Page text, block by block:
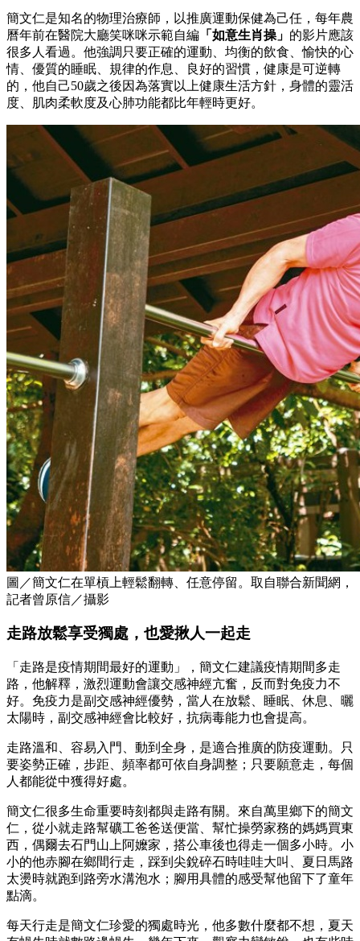
簡文仁是知名的物理治療師，以推廣運動保健為己任，每年農
曆年前在醫院大廳笑咪咪示範自編 「如意生肖操」 的影片應該
很多人看過。他強調只要正確的運動、均衡的飲食、愉快的心
情、優質的睡眠、規律的作息、良好的習慣，健康是可逆轉
的，他自己50歲之後因為落實以上健康生活方針，身體的靈活
度、肌肉柔軟度及心肺功能都比年輕時更好。
圖／簡文仁在單槓上輕鬆翻轉、任意停留。取自聯合新聞網，
記者曾原信／攝影
走路放鬆享受獨處，也愛揪人一起走
「走路是疫情期間最好的運動」，簡文仁建議疫情期間多走
路，他解釋，激烈運動會讓交感神經亢奮，反而對免疫力不
好。免疫力是副交感神經優勢，當人在放鬆、睡眠、休息、曬
太陽時，副交感神經會比較好，抗病毒能力也會提高。
走路溫和、容易入門、動到全身，是適合推廣的防疫運動。只
要姿勢正確，步距、頻率都可依自身調整；只要願意走，每個
人都能從中獲得好處。
簡文仁很多生命重要時刻都與走路有關。來自萬里鄉下的簡文
仁，從小就走路幫礦工爸爸送便當、幫忙操勞家務的媽媽買東
西，偶爾去石門山上阿嬤家，搭公車後也得走一個多小時。小
小的他赤腳在鄉間行走，踩到尖銳碎石時哇哇大叫、夏日馬路
太燙時就跑到路旁水溝泡水；腳用具體的感受幫他留下了童年
點滴。
每天行走是簡文仁珍愛的獨處時光，他多數什麼都不想，夏天